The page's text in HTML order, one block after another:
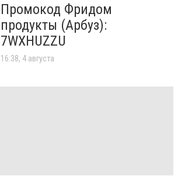
Промокод Фридом
продукты (Арбуз):
7WXHUZZU
16:38, 4 августа